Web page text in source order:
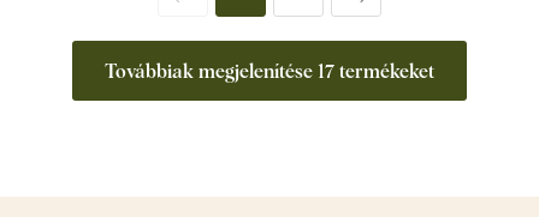
Továbbiak megjelenítése 17 termékeket